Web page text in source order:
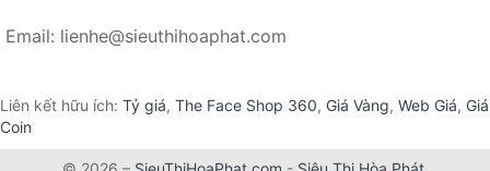
Email: lienhe@sieuthihoaphat.com
Liên kết hữu ích: Tỷ giá, The Face Shop 360, Giá Vàng, Web Giá, Giá
Coin